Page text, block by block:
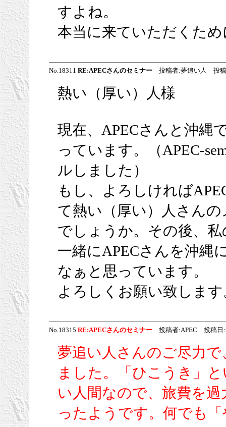
すよね。
本当に来ていただくた
No.18311 RE:APECさんのセミナー投稿者:夢追い人 投稿
熱い（厚い）人様
現在、APECさんと沖縄
っています。（APEC-
ルしました）
もし、よろしければ
て熱い（厚い）人さん
でしょうか。その後、
一緒にAPECさんを沖縄
なぁと思っています。
よろしくお願い致します
No.18315 RE:APECさんのセミナー投稿者:APEC 投稿日
夢追い人さんのご尽力
ました。「ひこうき」
い人間なので、旅費を
ったようです。何でも